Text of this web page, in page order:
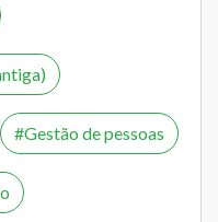
Gestão de pessoas